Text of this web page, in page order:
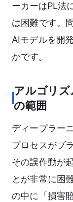
ーカーはPL法
は困難です。
AIモデルを開
かです。
アルゴリズ
の範囲
ディープラー
プロセスがブ
その誤作動が
とが非常に困
の中に「損害